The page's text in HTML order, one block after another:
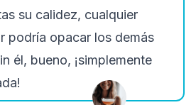
su calidez, cualquier
podría opacar los demás
él, bueno, ¡simplemente